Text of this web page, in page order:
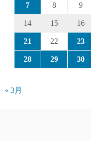
7 8 9
14 15 16
21 22 23
28 29 30
« 3月